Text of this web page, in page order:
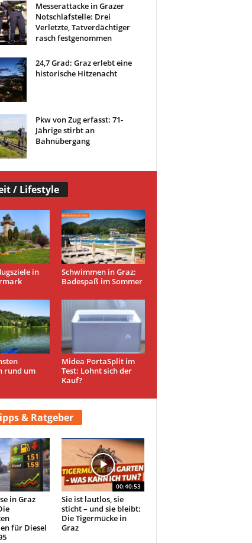
Messerattacke in Grazer
Notschlafstelle: Drei
Verletzte, Tatverdächtiger
rasch festgenommen
24,7 Grad: Graz erlebt eine
historische Hitzenacht
Pkw von Zug erfasst: 71-
Jährige stirbt an
Bahnübergang
/ Lifestyle
in
Schwimmen in Graz:
Badespaß im Sommer
rund um
Midea PortaSplit im
Test: Lohnt sich der
Kauf?
& Ratgeber
in Graz
für Diesel
00:40:53
Sie ist lautlos, sie
sticht – und sie bleibt:
Die Tigermücke in
Graz